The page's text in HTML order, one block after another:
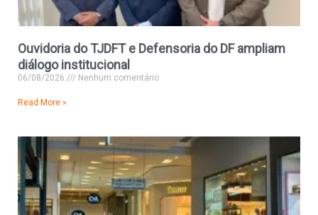
Ouvidoria do TJDFT e Defensoria do DF ampliam
diálogo institucional
06/08/2026 Nenhum comentário
Read More »